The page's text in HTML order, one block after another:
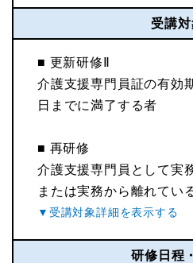
受講対
■ 更新研修Ⅱ
介護支援専門員証の有効
日までに満了する者
■ 再研修
介護支援専門員として実
または実務から離れてい
研修日程